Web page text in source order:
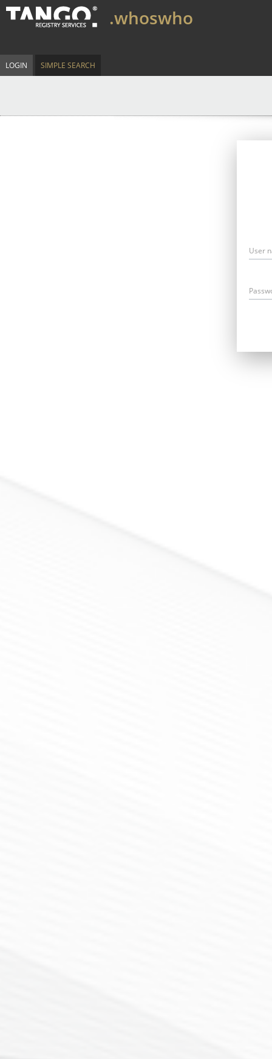
.whoswho
LOGIN SIMPLE SEARCH
User